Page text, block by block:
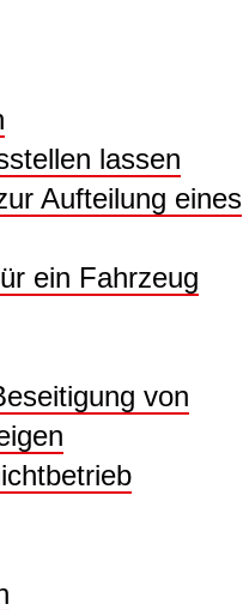
lassen
Aufteilung eines
ein Fahrzeug
von